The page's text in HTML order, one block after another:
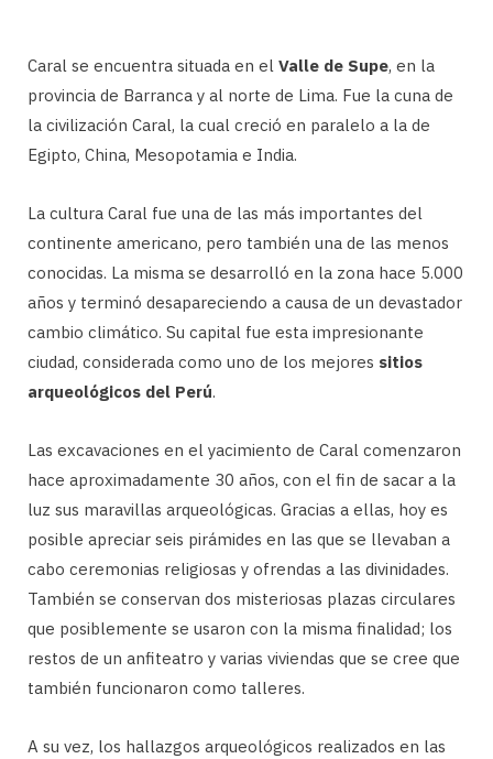
Caral se encuentra situada en el Valle de Supe, en la
provincia de Barranca y al norte de Lima. Fue la cuna de
la civilización Caral, la cual creció en paralelo a la de
Egipto, China, Mesopotamia e India.
La cultura Caral fue una de las más importantes del
continente americano, pero también una de las menos
conocidas. La misma se desarrolló en la zona hace 5.000
años y terminó desapareciendo a causa de un devastador
cambio climático. Su capital fue esta impresionante
ciudad, considerada como uno de los mejores sitios
arqueológicos del Perú.
Las excavaciones en el yacimiento de Caral comenzaron
hace aproximadamente 30 años, con el fin de sacar a la
luz sus maravillas arqueológicas. Gracias a ellas, hoy es
posible apreciar seis pirámides en las que se llevaban a
cabo ceremonias religiosas y ofrendas a las divinidades.
También se conservan dos misteriosas plazas circulares
que posiblemente se usaron con la misma finalidad; los
restos de un anfiteatro y varias viviendas que se cree que
también funcionaron como talleres.
A su vez, los hallazgos arqueológicos realizados en las